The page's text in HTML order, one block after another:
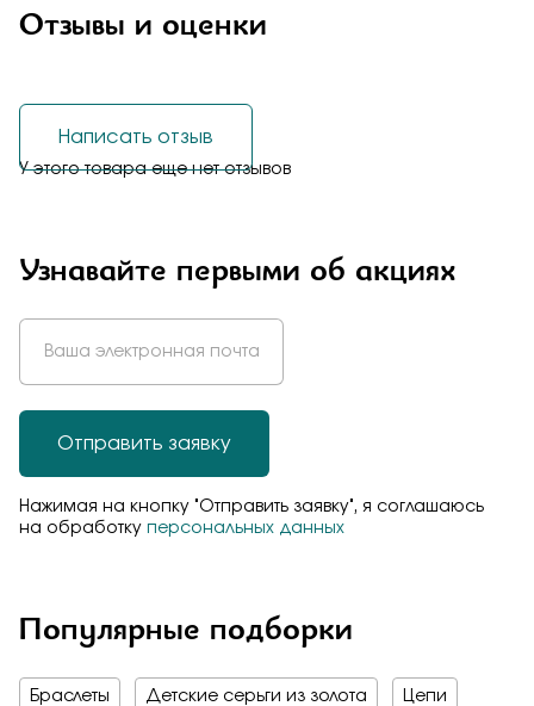
Отзывы и оценки
У этого товара еще нет отзывов
Написать отзыв
Узнавайте первыми об акциях
Отправить заявку
Нажимая на кнопку "Отправить заявку", я соглашаюсь
на обработку персональных данных
Популярные подборки
Браслеты Детские серьги из золота Цепи